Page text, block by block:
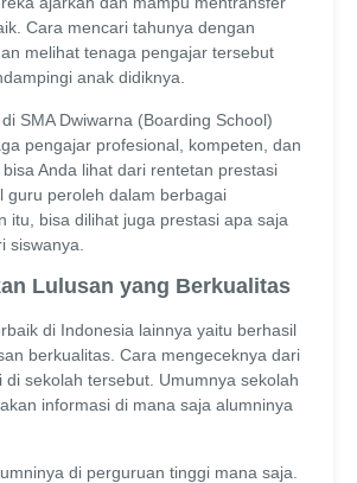
Cara mencari tahunya dengan
melihat tenaga pengajar tersebut
anak didiknya.
SMA Dwiwarna (Boarding School)
pengajar profesional, kompeten, dan
Anda lihat dari rentetan prestasi
guru peroleh dalam berbagai
itu, bisa dilihat juga prestasi apa saja
siswanya.
Lulusan yang Berkualitas
di Indonesia lainnya yaitu berhasil
berkualitas. Cara mengeceknya dari
di sekolah tersebut. Umumnya sekolah
informasi di mana saja alumninya
di perguruan tinggi mana saja.